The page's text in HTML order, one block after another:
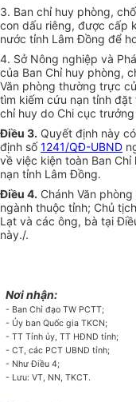
3. Ban chỉ huy phòng,
con dấu riêng, được cấp
nước tỉnh Lâm Đồng để
4. Sở Nông nghiệp và
của Ban Chỉ huy phòng,
Văn phòng thường trực
tìm kiếm cứu nạn tỉnh đặt
chỉ huy do Chi cục
Điều 3. Quyết định này
định số1241/QĐ-UBND
về việc kiện toàn Ban
nạn tỉnh Lâm Đồng.
Điều 4. Chánh Văn
ngành thuộc tỉnh; Chủ
Lạt và các ông, bà tại
này./.
Nơi nhận:
- Ban Chỉ đạo TW PCTT;
- Ủy ban Quốc gia TKCN;
- TT Tỉnh ủy, TT HĐND tỉnh;
- CT, các PCT UBND tỉnh;
- Như Điều 4;
- Lưu: VT, NN, TKCT.